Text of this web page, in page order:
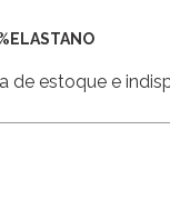
de estoque e